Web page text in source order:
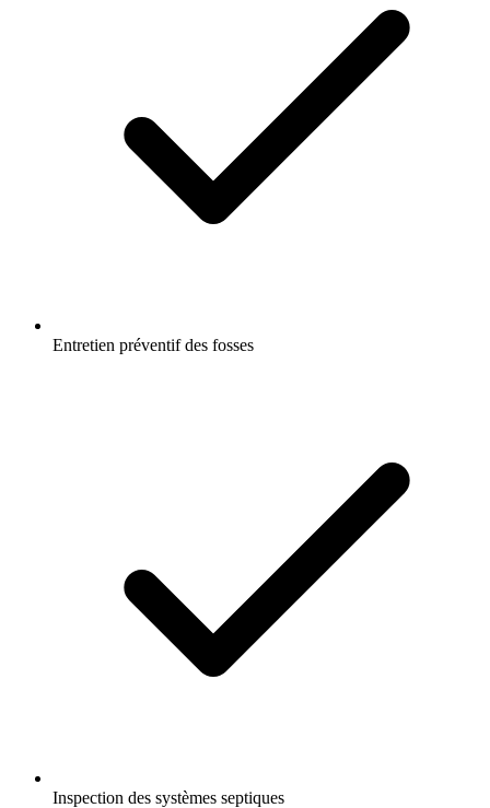
Entretien préventif des fosses
Inspection des systèmes septiques